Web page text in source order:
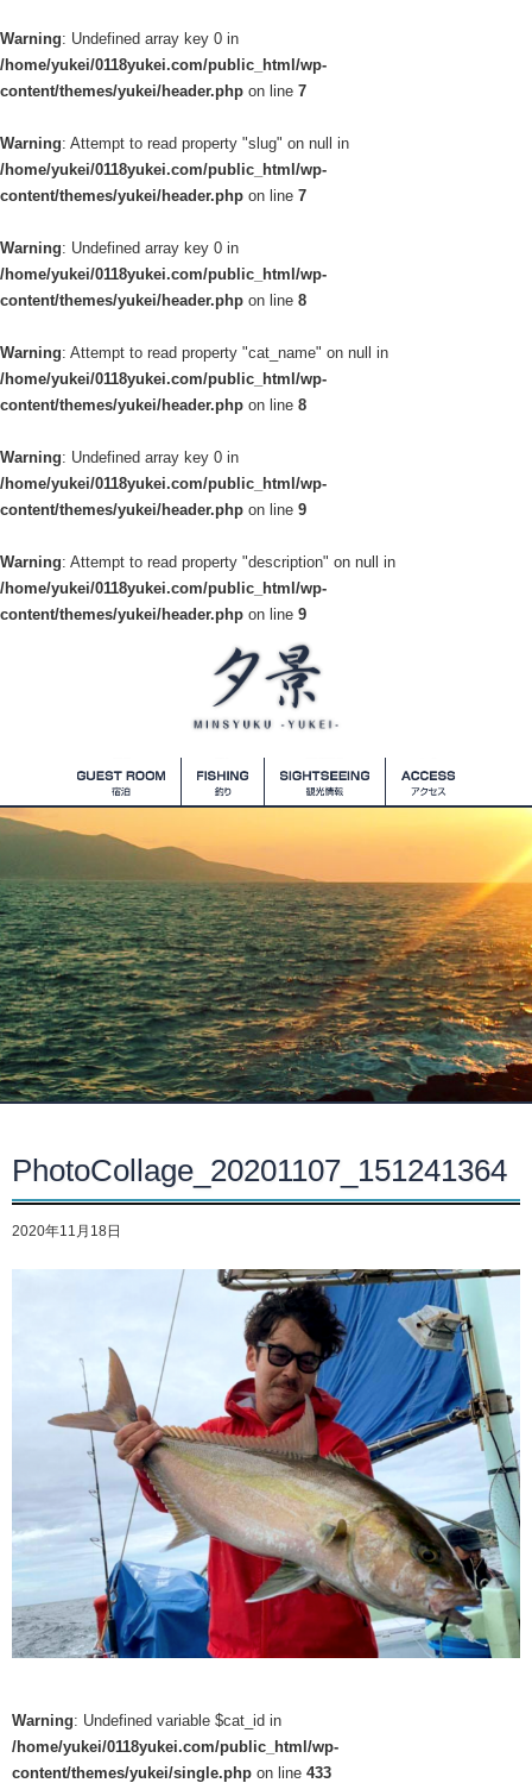
Warning: Undefined array key 0 in
/home/yukei/0118yukei.com/public_html/wp-
content/themes/yukei/header.php on line 7
Warning: Attempt to read property "slug" on null in
/home/yukei/0118yukei.com/public_html/wp-
content/themes/yukei/header.php on line 7
Warning: Undefined array key 0 in
/home/yukei/0118yukei.com/public_html/wp-
content/themes/yukei/header.php on line 8
Warning: Attempt to read property "cat_name" on null in
/home/yukei/0118yukei.com/public_html/wp-
content/themes/yukei/header.php on line 8
Warning: Undefined array key 0 in
/home/yukei/0118yukei.com/public_html/wp-
content/themes/yukei/header.php on line 9
Warning: Attempt to read property "description" on null in
/home/yukei/0118yukei.com/public_html/wp-
content/themes/yukei/header.php on line 9
PhotoCollage_20201107_151241364
2020年11月18日
Warning: Undefined variable $cat_id in
/home/yukei/0118yukei.com/public_html/wp-
content/themes/yukei/single.php on line 433